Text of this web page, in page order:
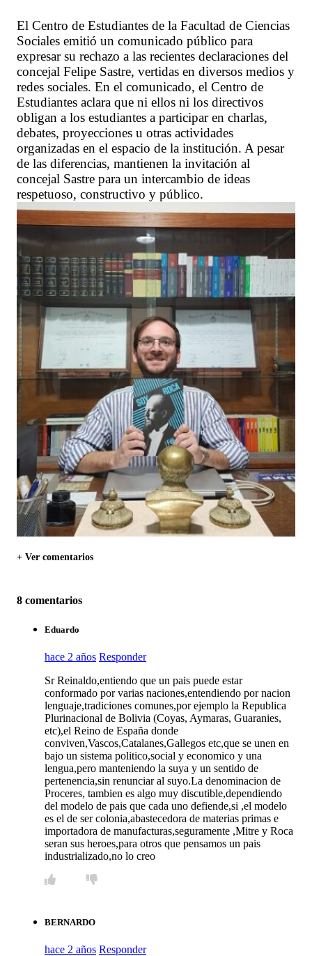
El Centro de Estudiantes de la Facultad de Ciencias
Sociales emitió un comunicado público para
expresar su rechazo a las recientes declaraciones del
concejal Felipe Sastre, vertidas en diversos medios y
redes sociales. En el comunicado, el Centro de
Estudiantes aclara que ni ellos ni los directivos
obligan a los estudiantes a participar en charlas,
debates, proyecciones u otras actividades
organizadas en el espacio de la institución. A pesar
de las diferencias, mantienen la invitación al
concejal Sastre para un intercambio de ideas
respetuoso, constructivo y público.
+ Ver comentarios
8 comentarios
Eduardo
hace 2 años Responder
Sr Reinaldo,entiendo que un pais puede estar
conformado por varias naciones,entendiendo por nacion
lenguaje,tradiciones comunes,por ejemplo la Republica
Plurinacional de Bolivia (Coyas, Aymaras, Guaranies,
etc),el Reino de España donde
conviven,Vascos,Catalanes,Gallegos etc,que se unen en
bajo un sistema politico,social y economico y una
lengua,pero manteniendo la suya y un sentido de
pertenencia,sin renunciar al suyo.La denominacion de
Proceres, tambien es algo muy discutible,dependiendo
del modelo de pais que cada uno defiende,si ,el modelo
es el de ser colonia,abastecedora de materias primas e
importadora de manufacturas,seguramente ,Mitre y Roca
seran sus heroes,para otros que pensamos un pais
industrializado,no lo creo
BERNARDO
hace 2 años Responder